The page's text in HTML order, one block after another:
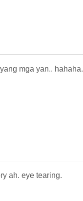
mga yan.. hahaha.
ah. eye tearing.